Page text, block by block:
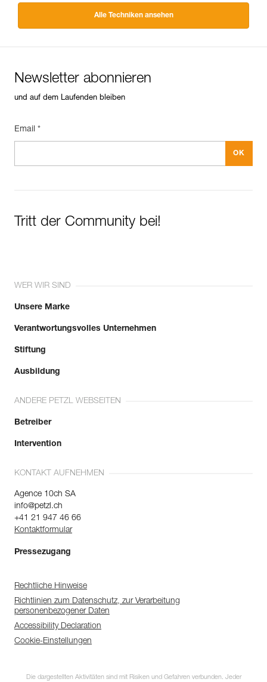
Alle Techniken ansehen
Newsletter abonnieren
und auf dem Laufenden bleiben
Email *
Tritt der Community bei!
WER WIR SIND
Unsere Marke
Verantwortungsvolles Unternehmen
Stiftung
Ausbildung
ANDERE PETZL WEBSEITEN
Betreiber
Intervention
KONTAKT AUFNEHMEN
Agence 10ch SA
info@petzl.ch
+41 21 947 46 66
Kontaktformular
Pressezugang
Rechtliche Hinweise
Richtlinien zum Datenschutz, zur Verarbeitung
personenbezogener Daten
Accessibility Declaration
Cookie-Einstellungen
Die dargestellten Aktivitäten sind mit Risiken und Gefahren verbunden. Jeder